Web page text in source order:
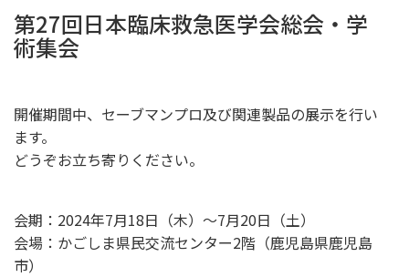
第27回日本臨床救急医学会総会・学
術集会
開催期間中、セーブマンプロ及び関連製品の展示を行い
ます。
どうぞお立ち寄りください。
会期：2024年7月18日（木）～7月20日（土）
会場：かごしま県民交流センター2階（鹿児島県鹿児島
市）